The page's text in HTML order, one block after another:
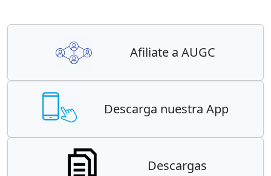
Afiliate a AUGC
Descarga nuestra App
Descargas